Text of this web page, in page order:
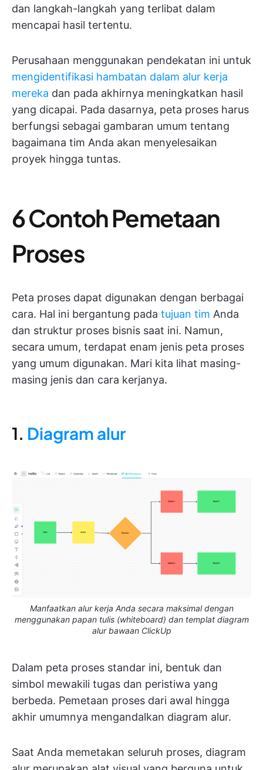
dan langkah-langkah yang terlibat dalam
mencapai hasil tertentu.
Perusahaan menggunakan pendekatan ini untuk
mengidentifikasi hambatan dalam alur kerja
mereka dan pada akhirnya meningkatkan hasil
yang dicapai. Pada dasarnya, peta proses harus
berfungsi sebagai gambaran umum tentang
bagaimana tim Anda akan menyelesaikan
proyek hingga tuntas.
6 Contoh Pemetaan
Proses
Peta proses dapat digunakan dengan berbagai
cara. Hal ini bergantung pada tujuan tim Anda
dan struktur proses bisnis saat ini. Namun,
secara umum, terdapat enam jenis peta proses
yang umum digunakan. Mari kita lihat masing-
masing jenis dan cara kerjanya.
1. Diagram alur
Manfaatkan alur kerja Anda secara maksimal dengan
menggunakan papan tulis (whiteboard) dan templat diagram
alur bawaan ClickUp
Dalam peta proses standar ini, bentuk dan
simbol mewakili tugas dan peristiwa yang
berbeda. Pemetaan proses dari awal hingga
akhir umumnya mengandalkan diagram alur.
Saat Anda memetakan seluruh proses, diagram